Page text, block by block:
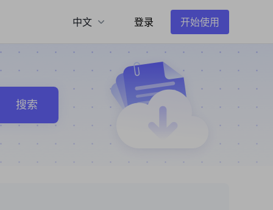
中文 登录 开始使用
搜索